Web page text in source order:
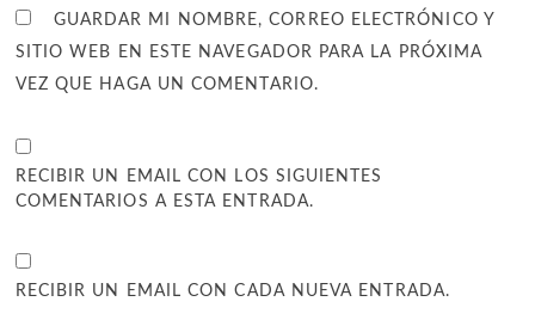
GUARDAR MI NOMBRE, CORREO ELECTRÓNICO Y
SITIO WEB EN ESTE NAVEGADOR PARA LA PRÓXIMA
VEZ QUE HAGA UN COMENTARIO.
RECIBIR UN EMAIL CON LOS SIGUIENTES
COMENTARIOS A ESTA ENTRADA.
RECIBIR UN EMAIL CON CADA NUEVA ENTRADA.